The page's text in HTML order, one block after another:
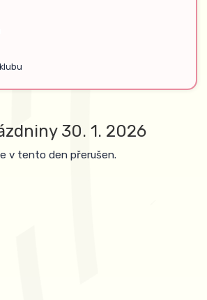
30. 1. 2026
v tento den přerušen.